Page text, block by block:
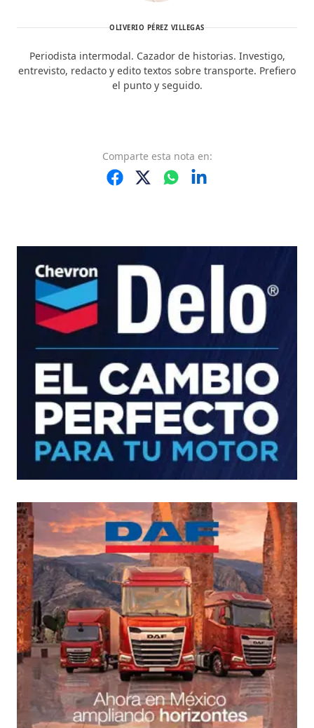
OLIVERIO PÉREZ VILLEGAS
Periodista intermodal. Cazador de historias. Investigo,
entrevisto, redacto y edito textos sobre transporte. Prefiero
el punto y seguido.
Comparte esta nota en: